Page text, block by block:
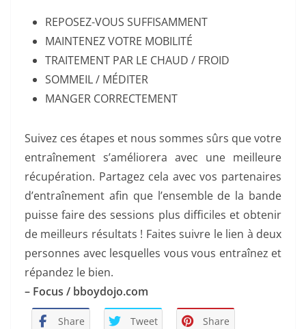
REPOSEZ-VOUS SUFFISAMMENT
MAINTENEZ VOTRE MOBILITÉ
TRAITEMENT PAR LE CHAUD / FROID
SOMMEIL / MÉDITER
MANGER CORRECTEMENT
Suivez ces étapes et nous sommes sûrs que votre
entraînement s’améliorera avec une meilleure
récupération. Partagez cela avec vos partenaires
d’entraînement afin que l’ensemble de la bande
puisse faire des sessions plus difficiles et obtenir
de meilleurs résultats ! Faites suivre le lien à deux
personnes avec lesquelles vous vous entraînez et
répandez le bien.
– Focus / bboydojo.com
Share Tweet Share